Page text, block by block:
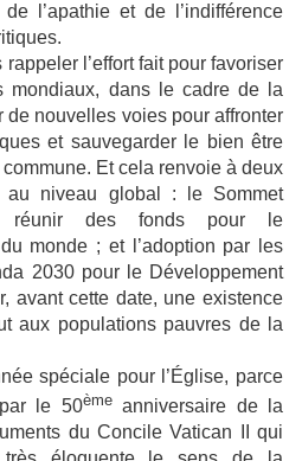
l’apathie et de l’indifférence
l’effort fait pour favoriser
mondiaux, dans le cadre de la
de nouvelles voies pour affronter
et sauvegarder le bien être
Et cela renvoie à deux
au niveau global : le Sommet
réunir des fonds pour le
monde ; et l’adoption par les
2030 pour le Développement
avant cette date, une existence
aux populations pauvres de la
spéciale pour l’Église, parce
le 50èmeanniversaire de la
du Concile Vatican II qui